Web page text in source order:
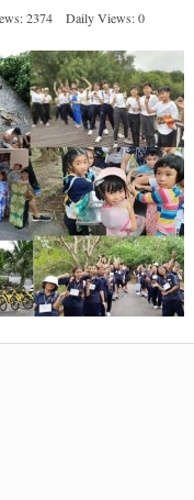
2374
Daily Views: 0